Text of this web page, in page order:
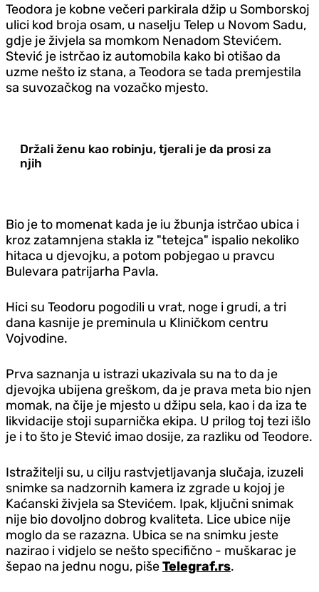
Teodora je kobne večeri parkirala džip u Somborskoj
ulici kod broja osam, u naselju Telep u Novom Sadu,
gdje je živjela sa momkom Nenadom Stevićem.
Stević je istrčao iz automobila kako bi otišao da
uzme nešto iz stana, a Teodora se tada premjestila
sa suvozačkog na vozačko mjesto.
Držali ženu kao robinju, tjerali je da prosi za
njih
Bio je to momenat kada je iu žbunja istrčao ubica i
kroz zatamnjena stakla iz "tetejca" ispalio nekoliko
hitaca u djevojku, a potom pobjegao u pravcu
Bulevara patrijarha Pavla.
Hici su Teodoru pogodili u vrat, noge i grudi, a tri
dana kasnije je preminula u Kliničkom centru
Vojvodine.
Prva saznanja u istrazi ukazivala su na to da je
djevojka ubijena greškom, da je prava meta bio njen
momak, na čije je mjesto u džipu sela, kao i da iza te
likvidacije stoji suparnička ekipa. U prilog toj tezi išlo
je i to što je Stević imao dosije, za razliku od Teodore.
Istražitelji su, u cilju rastvjetljavanja slučaja, izuzeli
snimke sa nadzornih kamera iz zgrade u kojoj je
Kaćanski živjela sa Stevićem. Ipak, ključni snimak
nije bio dovoljno dobrog kvaliteta. Lice ubice nije
moglo da se razazna. Ubica se na snimku jeste
nazirao i vidjelo se nešto specifično - muškarac je
šepao na jednu nogu, pišeTelegraf.rs.